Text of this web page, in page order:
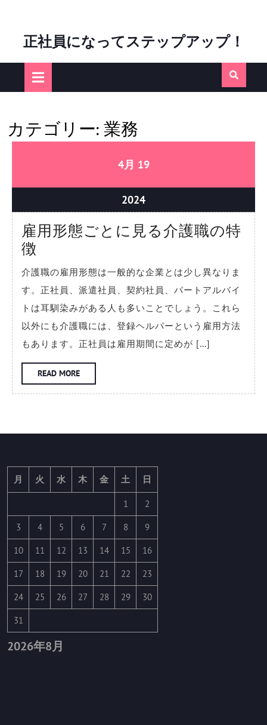
正社員になってステップアップ！
カテゴリー: 業務
4月 04/19/2024
1904/19/2024
202404/19/2024
雇用形態ごとに見る介護職の特
徴
用
形
態
ご
と
見
る
の
特
徴
介護職の雇用形態は一般的な企業とは少し異なりま
す。正社員、派遣社員、契約社員、パートアルバイ
トは耳馴染みがある人も多いことでしょう。これら
以外にも介護職には、登録ヘルパーという雇用方法
もあります。正社員は雇用期間に定めが […]
READ MOREREAD
MORE
2026年8月
月 火 水 木 金 土 日
1 2
3 4 5 6 7 8 9
10 11 12 13 14 15 16
17 18 19 20 21 22 23
24 25 26 27 28 29 30
31